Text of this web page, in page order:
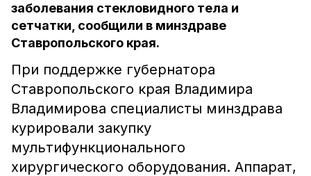
заболевания стекловидного тела и
сетчатки, сообщили в минздраве
Ставропольского края.
При поддержке губернатора
Ставропольского края Владимира
Владимирова специалисты минздрава
курировали закупку
мультифункционального
хирургического оборудования. Аппарат,